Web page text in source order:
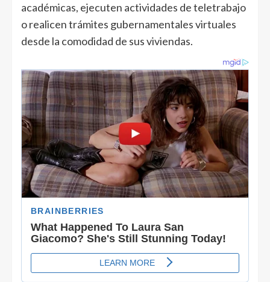
académicas, ejecuten actividades de teletrabajo
o realicen trámites gubernamentales virtuales
desde la comodidad de sus viviendas.